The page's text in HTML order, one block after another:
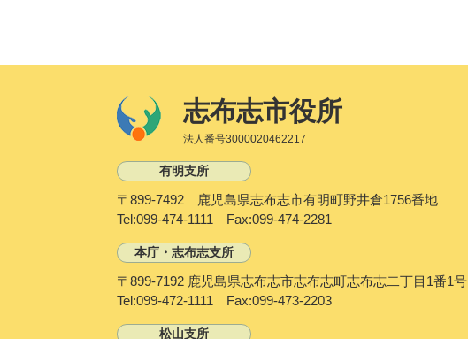
志布志市役所
法人番号3000020462217
有明支所
〒899-7492 鹿児島県志布志市有明町野井倉1756番地
Tel:099-474-1111 Fax:099-474-2281
本庁・志布志支所
〒899-7192 鹿児島県志布志市志布志町志布志二丁目1番1号
Tel:099-472-1111 Fax:099-473-2203
松山支所